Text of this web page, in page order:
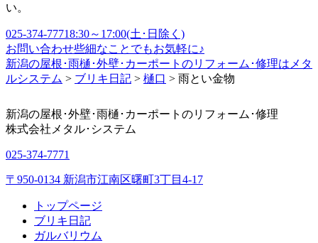
い。
025-374-77718:30～17:00(土･日除く)
お問い合わせ些細なことでもお気軽に♪
新潟の屋根･雨樋･外壁･カーポートのリフォーム･修理はメタ
ルシステム > ブリキ日記 > 樋口 > 雨とい金物
新潟の屋根･外壁･雨樋･カーポートのリフォーム･修理
株式会社 メタル･システム
025-374-7771
〒950-0134 新潟市江南区曙町3丁目4-17
トップページ
ブリキ日記
ガルバリウム